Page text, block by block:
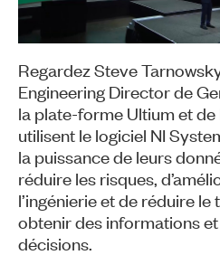
Regardez Steve
Engineering Director de
la plate-forme Ultium et
utilisent le logiciel NI
la puissance de leurs
réduire les risques,
l’ingénierie et de réduire
obtenir des informations
décisions.